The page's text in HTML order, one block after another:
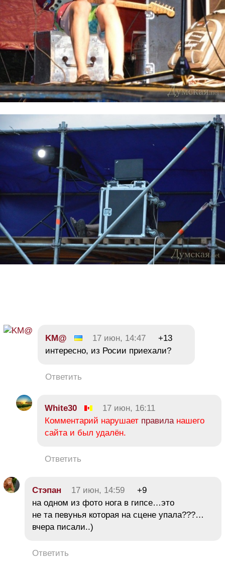
KM@ 17 июн, 14:47
+13
интересно, из Росии приехали?
Ответить
White30
17 июн, 16:11
Комментарий нарушает правила нашего
сайта и был удалён.
Ответить
Стэпан 17 июн, 14:59
+9
на одном из фото нога в гипсе…это
не та певунья которая на сцене упала???…
вчера писали..)
Ответить